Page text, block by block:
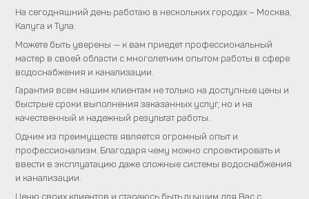
На сегодняшний день работаю в нескольких городах – Москва,
Калуга и Тула.
Можете быть уверены — к вам приедет профессиональный
мастер в своей области с многолетним опытом работы в сфере
водоснабжения и канализации.
Гарантия всем нашим клиентам не только на доступные цены и
быстрые сроки выполнения заказанных услуг, но и на
качественный и надежный результат работы.
Одним из преимуществ является огромный опыт и
профессионализм. Благодаря чему можно спроектировать и
ввести в эксплуатацию даже сложные системы водоснабжения
и канализации.
Ценю своих клиентов и стараюсь быть лучшим для Вас с